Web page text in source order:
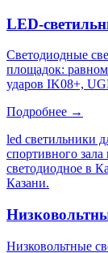
LED-
Светодиодные
площадок:
ударов IK08+,
Подробнее →
led светильники
спортивного
светодиодное в
Казани.
Низковольтные